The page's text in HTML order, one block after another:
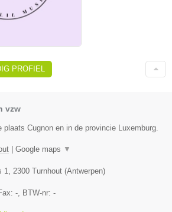
PROFIEL
vzw
plaats Cugnon en in de provincie Luxemburg.
Google maps ▼
1 2300 Turnhout (Antwerpen)
- , BTW-nr: -